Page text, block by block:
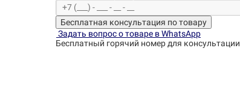
Бесплатная консультация по товару
Задать вопрос о товаре в WhatsApp
Бесплатный горячий номер для консультации